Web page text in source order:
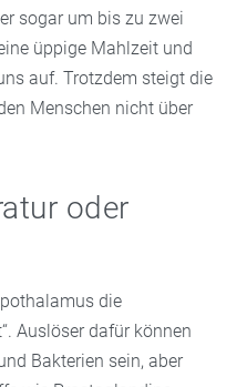
sogar um bis zu zwei
üppige Mahlzeit und
auf. Trotzdem steigt die
Menschen nicht über
oder
die
Auslöser dafür können
Bakterien sein, aber